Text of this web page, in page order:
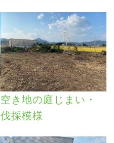
空き地の庭じまい・
伐採模様